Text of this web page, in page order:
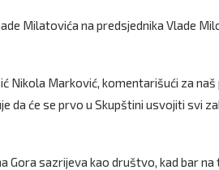
Milatovića na predsjednika Vlade
Nikola Marković, komentarišući za
da će se prvo u Skupštini usvojiti svi
Gora sazrijeva kao društvo, kad bar